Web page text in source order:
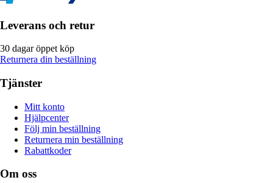
Leverans och retur
30 dagar öppet köp
Returnera din beställning
Tjänster
Mitt konto
Hjälpcenter
Följ min beställning
Returnera min beställning
Rabattkoder
Om oss